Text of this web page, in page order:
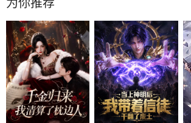
SP06
SP03 SP02
第12集 第11集
第09集 第08集
为你推荐